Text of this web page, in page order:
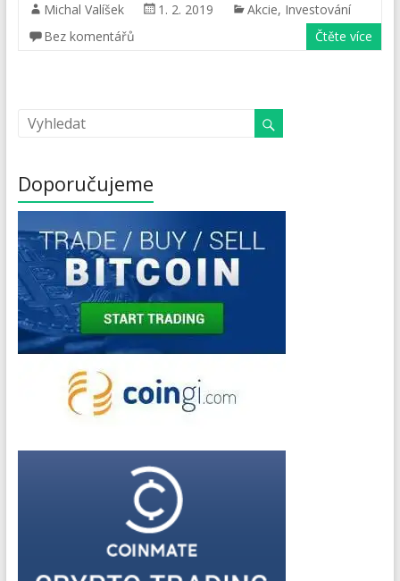
Michal Valíšek 1. 2. 2019 Akcie, Investování
Bez komentářů
Čtěte více
Doporučujeme